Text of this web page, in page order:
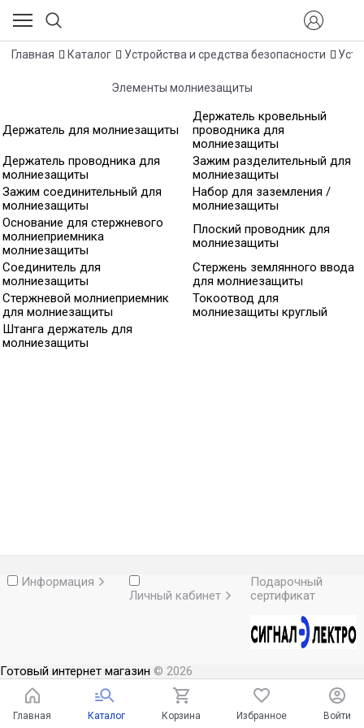
Главная Каталог Устройства и средства безопасности
Элементы молниезащиты
Держатель для молниезащиты
Держатель кровельный
проводника для
молниезащиты
Держатель проводника для
молниезащиты
Зажим разделительный для
молниезащиты
Зажим соединительный для
молниезащиты
Набор для заземления /
молниезащиты
Основание для стержневого
молниеприемника
молниезащиты
Плоский проводник для
молниезащиты
Соединитель для
молниезащиты
Стержень землянного ввода
для молниезащиты
Стержневой молниеприемник
для молниезащиты
Токоотвод для
молниезащиты круглый
Штанга держатель для
молниезащиты
Информация
Личный кабинет
Подарочный
сертификат
Готовый интернет магазин © 2026
Главная Каталог Корзина Избранное Войти